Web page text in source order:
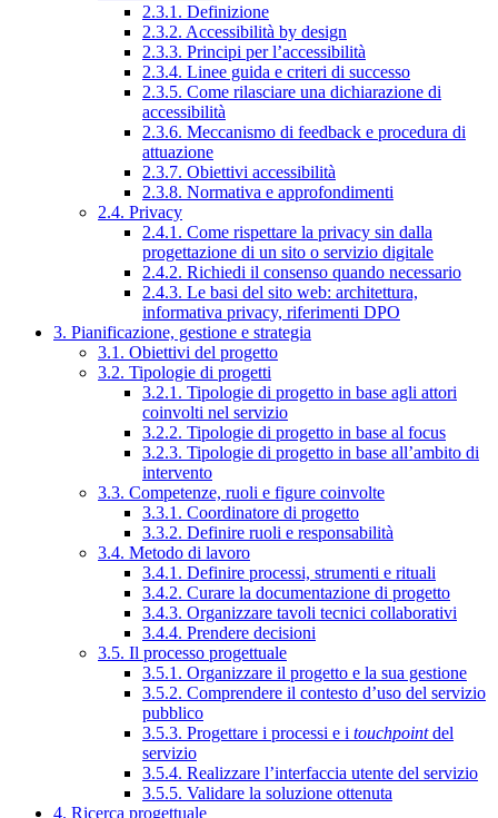
2.3.1. Definizione
2.3.2. Accessibilità by design
2.3.3. Principi per l’accessibilità
2.3.4. Linee guida e criteri di successo
2.3.5. Come rilasciare una dichiarazione di
accessibilità
2.3.6. Meccanismo di feedback e procedura di
attuazione
2.3.7. Obiettivi accessibilità
2.3.8. Normativa e approfondimenti
2.4. Privacy
2.4.1. Come rispettare la privacy sin dalla
progettazione di un sito o servizio digitale
2.4.2. Richiedi il consenso quando necessario
2.4.3. Le basi del sito web: architettura,
informativa privacy, riferimenti DPO
3. Pianificazione, gestione e strategia
3.1. Obiettivi del progetto
3.2. Tipologie di progetti
3.2.1. Tipologie di progetto in base agli attori
coinvolti nel servizio
3.2.2. Tipologie di progetto in base al focus
3.2.3. Tipologie di progetto in base all’ambito di
intervento
3.3. Competenze, ruoli e figure coinvolte
3.3.1. Coordinatore di progetto
3.3.2. Definire ruoli e responsabilità
3.4. Metodo di lavoro
3.4.1. Definire processi, strumenti e rituali
3.4.2. Curare la documentazione di progetto
3.4.3. Organizzare tavoli tecnici collaborativi
3.4.4. Prendere decisioni
3.5. Il processo progettuale
3.5.1. Organizzare il progetto e la sua gestione
3.5.2. Comprendere il contesto d’uso del servizio
pubblico
3.5.3. Progettare i processi e i touchpointdel
servizio
3.5.4. Realizzare l’interfaccia utente del servizio
3.5.5. Validare la soluzione ottenuta
4. Ricerca progettuale